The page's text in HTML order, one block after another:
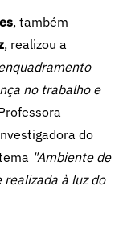
, também
, realizou a
no trabalho e
do
"Ambiente de
à luz do